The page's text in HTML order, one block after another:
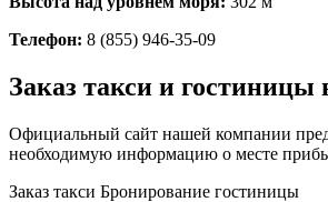
Телефон: 8 (855) 946-35-09
Заказ такси и гостиницы
Официальный сайт нашей компании
необходимую информацию о месте
Заказ такси Бронирование гостиницы